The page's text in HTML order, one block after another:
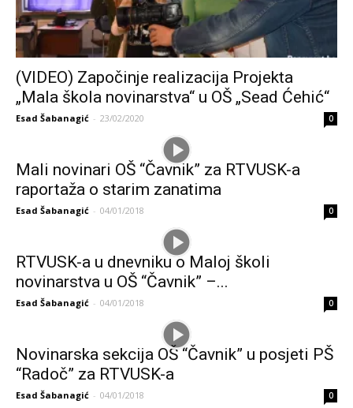
(VIDEO) Započinje realizacija Projekta
„Mala škola novinarstva“ u OŠ „Sead Ćehić“
Esad Šabanagić - 23/02/2020 0
Mali novinari OŠ “Čavnik” za RTVUSK-a
raportaža o starim zanatima
Esad Šabanagić - 04/01/2018 0
RTVUSK-a u dnevniku o Maloj školi
novinarstva u OŠ “Čavnik” –...
Esad Šabanagić - 04/01/2018 0
Novinarska sekcija OŠ “Čavnik” u posjeti PŠ
“Radoč” za RTVUSK-a
Esad Šabanagić - 04/01/2018 0